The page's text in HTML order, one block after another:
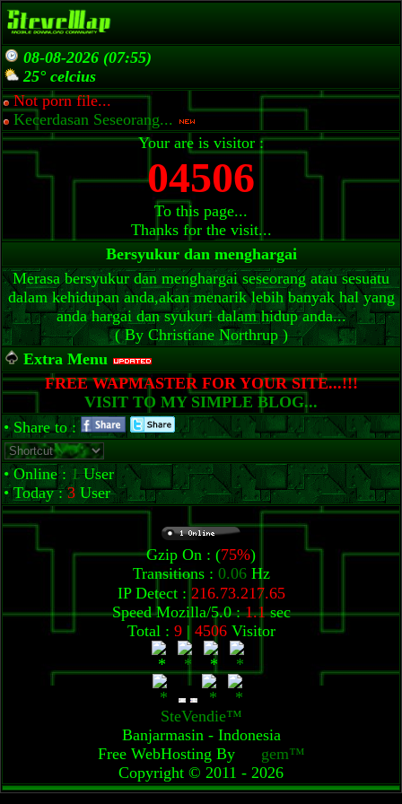
08-08-2026 (07:55)
25° celcius
Not porn file...
Kecerdasan Seseorang...
Your are is visitor :
04506
To this page...
Thanks for the visit...
Bersyukur dan menghargai
Merasa bersyukur dan menghargai seseorang atau sesuatu
dalam kehidupan anda,akan menarik lebih banyak hal yang
anda hargai dan syukuri dalam hidup anda...
( By Christiane Northrup )
Extra Menu
FREE WAPMASTER FOR YOUR SITE...!!!
VISIT TO MY SIMPLE BLOG...
• Share to :
• Online :1User
• Today :3 User
Gzip On : (75%)
Transitions : 0.06Hz
IP Detect : 216.73.217.65
Speed Mozilla/5.0 :1.1sec
Total : 9| 4506Visitor
SteVendie™
Banjarmasin - Indonesia
Free WebHosting By
gem™
Copyright © 2011 - 2026